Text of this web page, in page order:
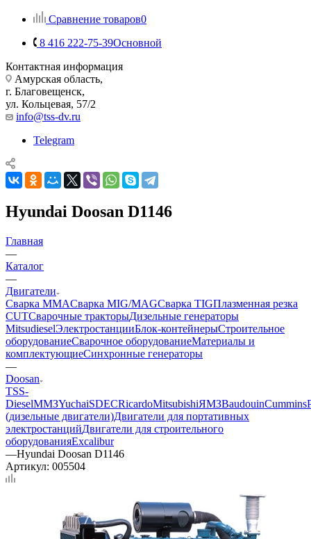
Сравнение товаров0
8 416 222-75-39Основной
Контактная информация
Амурская область,
г. Благовещенск,
ул. Кольцевая, 57/2
info@tss-dv.ru
Telegram
Hyundai Doosan D1146
Главная
—
Каталог
—
Двигатели
Сварка MMAСварка MIG/MAGСварка TIGПлазменная резка
CUTСварочные тракторыДизельные генераторы
MitsudieselЭлектростанцииБлок-контейнерыСтроительное
оборудованиеСварочное оборудованиеМатериалы и
комплектующиеСинхронные генераторы
—
Doosan
TSS-
DieselММЗYuchaiSDECRicardoMitsubishiЯМЗBaudouinCummins
(дизельные двигатели)Двигатели для портативных
электростанцийДвигатели для строительного
оборудованияExcalibur
—Hyundai Doosan D1146
Артикул: 005504